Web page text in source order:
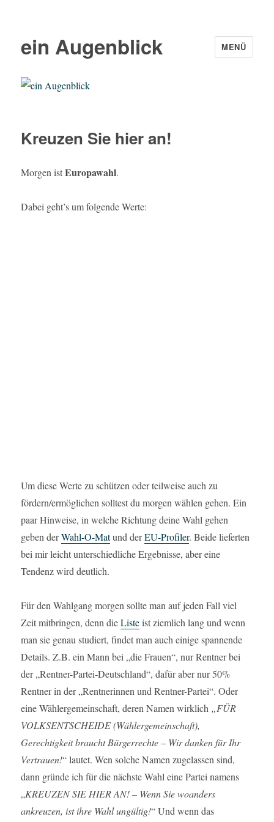
ein Augenblick MENÜ
Kreuzen Sie hier an!
Morgen istEuropawahl.
Dabei geht’s um folgende Werte:
Um diese Werte zu schützen oder teilweise auch zu
fördern/ermöglichen solltest du morgen wählen gehen. Ein
paar Hinweise, in welche Richtung deine Wahl gehen
geben derWahl-O-Matund derEU-Profiler. Beide lieferten
bei mir leicht unterschiedliche Ergebnisse, aber eine
Tendenz wird deutlich.
Für den Wahlgang morgen sollte man auf jeden Fall viel
Zeit mitbringen, denn dieListeist ziemlich lang und wenn
man sie genau studiert, findet man auch einige spannende
Details. Z.B. ein Mann bei „die Frauen“, nur Rentner bei
der „Rentner-Partei-Deutschland“, dafür aber nur 50%
Rentner in der „Rentnerinnen und Rentner-Partei“. Oder
eine Wählergemeinschaft, deren Namen wirklich „FÜR
VOLKSENTSCHEIDE (Wählergemeinschaft),
Gerechtigkeit braucht Bürgerrechte – Wir danken für Ihr
Vertrauen!“ lautet. Wen solche Namen zugelassen sind,
dann gründe ich für die nächste Wahl eine Partei namens
„KREUZEN SIE HIER AN! – Wenn Sie woanders
ankreuzen, ist ihre Wahl ungültig!“ Und wenn das